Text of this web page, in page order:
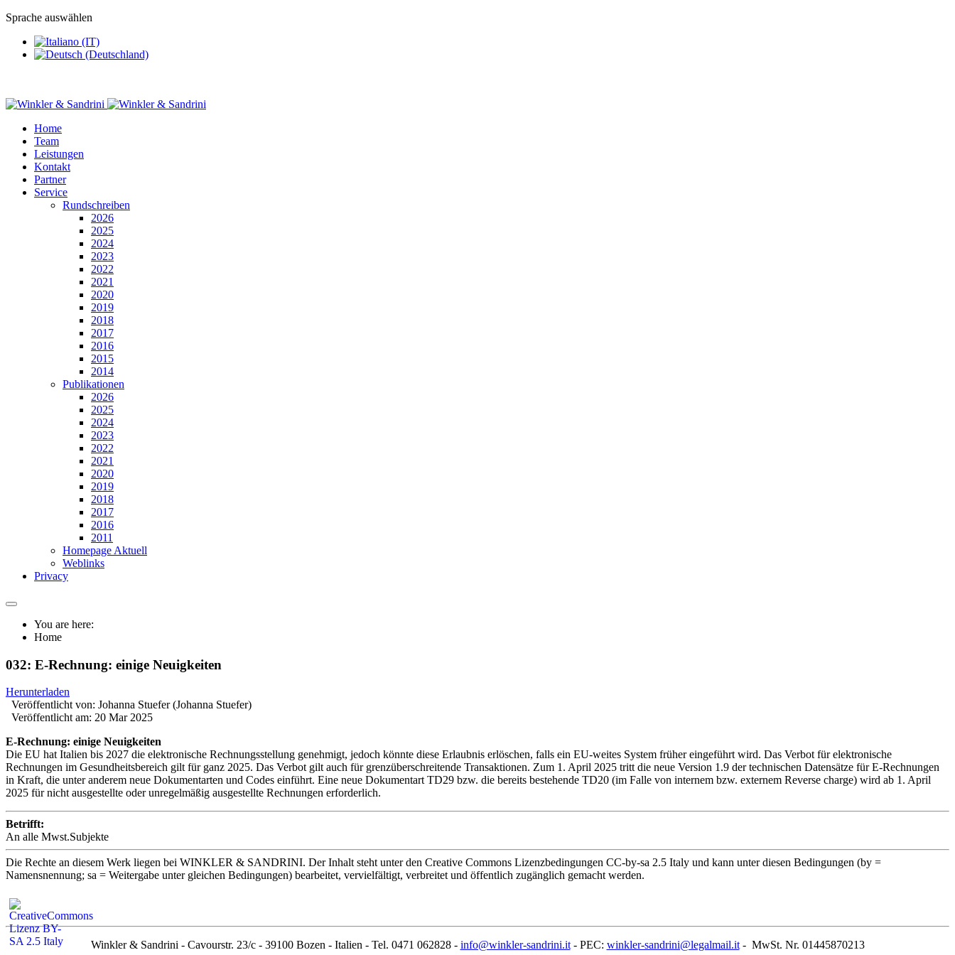
Sprache auswählen
Home
Team
Leistungen
Kontakt
Partner
Service
Rundschreiben
2026
2025
2024
2023
2022
2021
2020
2019
2018
2017
2016
2015
2014
Publikationen
2026
2025
2024
2023
2022
2021
2020
2019
2018
2017
2016
2011
Homepage Aktuell
Weblinks
Privacy
You are here:
Home
032: E-Rechnung: einige Neuigkeiten
Herunterladen
Veröffentlicht von: Johanna Stuefer (Johanna Stuefer)
Veröffentlicht am: 20 Mar 2025
E-Rechnung: einige Neuigkeiten
Die EU hat Italien bis 2027 die elektronische Rechnungsstellung genehmigt, jedoch könnte diese Erlaubnis erlöschen, falls ein EU-weites System früher eingeführt wird. Das Verbot für elektronische
Rechnungen im Gesundheitsbereich gilt für ganz 2025. Das Verbot gilt auch für grenzüberschreitende Transaktionen. Zum 1. April 2025 tritt die neue Version 1.9 der technischen Datensätze für E-Rechnungen
in Kraft, die unter anderem neue Dokumentarten und Codes einführt. Eine neue Dokumentart TD29 bzw. die bereits bestehende TD20 (im Falle von internem bzw. externem Reverse charge) wird ab 1. April
2025 für nicht ausgestellte oder unregelmäßig ausgestellte Rechnungen erforderlich.
Betrifft:
An alle Mwst.Subjekte
Die Rechte an diesem Werk liegen bei WINKLER & SANDRINI. Der Inhalt steht unter den Creative Commons Lizenzbedingungen CC-by-sa 2.5 Italy und kann unter diesen Bedingungen (by =
Namensnennung; sa = Weitergabe unter gleichen Bedingungen) bearbeitet, vervielfältigt, verbreitet und öffentlich zugänglich gemacht werden.
Winkler & Sandrini - Cavourstr. 23/c - 39100 Bozen - Italien - Tel. 0471 062828 - info@winkler-sandrini.it- PEC: winkler-sandrini@legalmail.it- MwSt. Nr. 01445870213